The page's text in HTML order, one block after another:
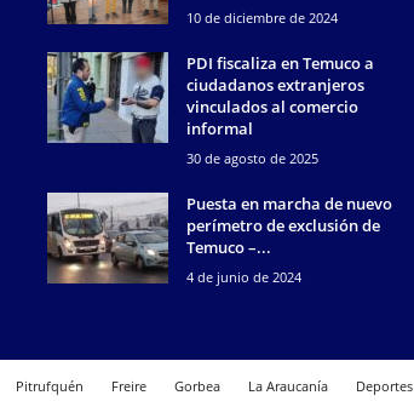
10 de diciembre de 2024
PDI fiscaliza en Temuco a
ciudadanos extranjeros
vinculados al comercio
informal
30 de agosto de 2025
Puesta en marcha de nuevo
perímetro de exclusión de
Temuco –...
4 de junio de 2024
Pitrufquén Freire Gorbea La Araucanía Deportes